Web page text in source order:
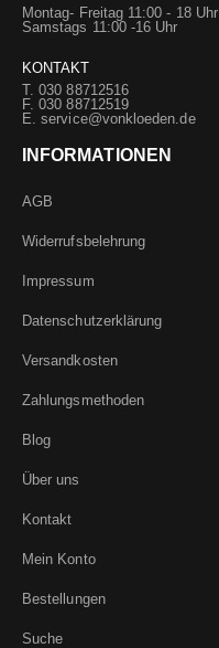
Montag- Freitag 11:00 - 18 Uhr
Samstags 11:00 -16 Uhr
KONTAKT
T. 030 88712516
F. 030 88712519
E.service@vonkloeden.de
INFORMATIONEN
AGB
Widerrufsbelehrung
Impressum
Datenschutzerklärung
Versandkosten
Zahlungsmethoden
Blog
Über uns
Kontakt
Mein Konto
Bestellungen
Suche